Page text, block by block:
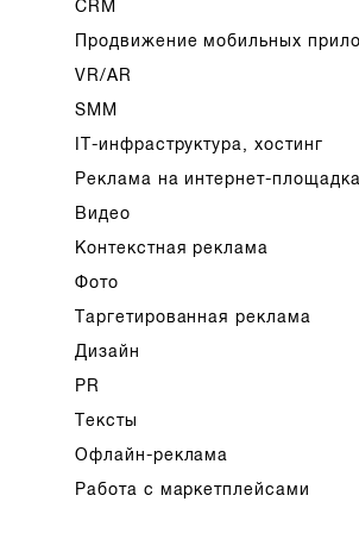
CRM
Продвижение мобильных
VR/AR
SMM
IT-инфраструктура, хостинг
Реклама на интернет-
Видео
Контекстная реклама
Фото
Таргетированная реклама
Дизайн
PR
Тексты
Офлайн-реклама
Работа с маркетплейсами